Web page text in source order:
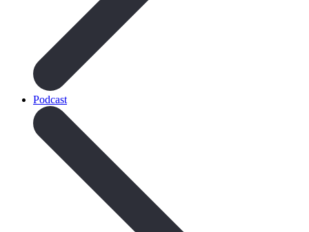
Podcast